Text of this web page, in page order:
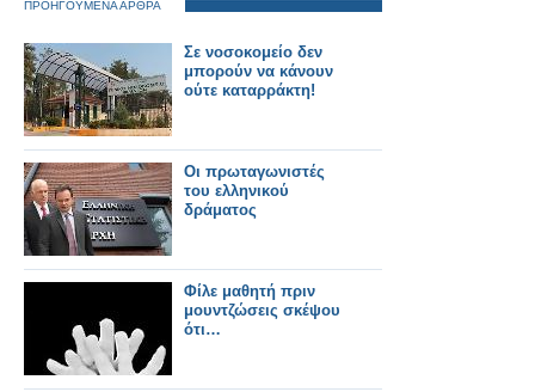
ΠΡΟΗΓΟΥΜΕΝΑ ΑΡΘΡΑ
Σε νοσοκομείο δεν
μπορούν να κάνουν
ούτε καταρράκτη!
Οι πρωταγωνιστές
του ελληνικού
δράματος
Φίλε μαθητή πριν
μουντζώσεις σκέψου
ότι…